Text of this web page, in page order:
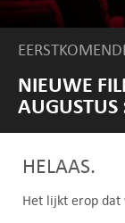
NIEUWE
AUGUSTUS
HELAAS.
Het lijkt erop dat